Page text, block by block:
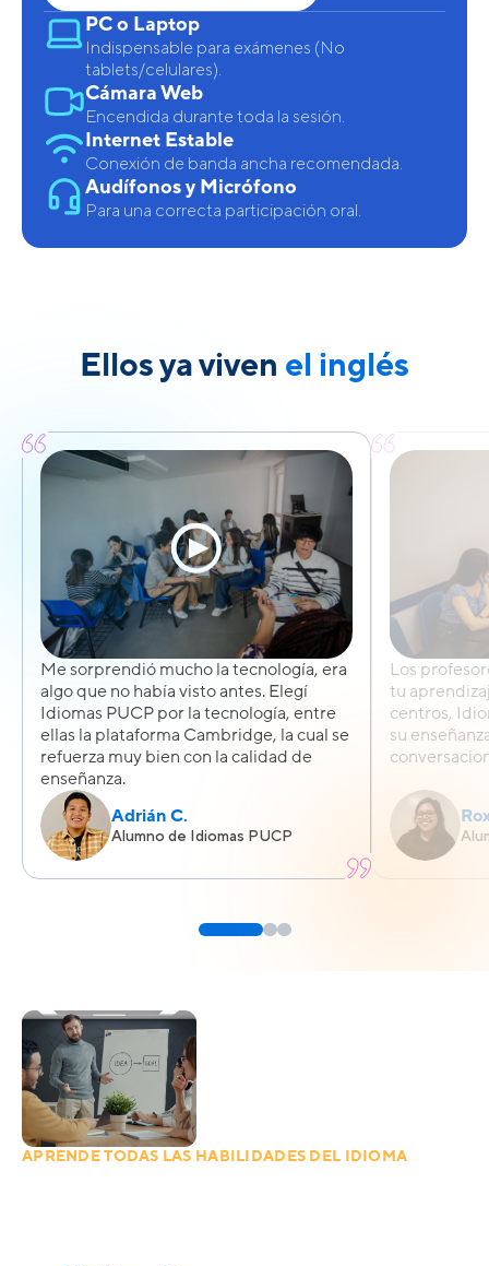
PC o Laptop
Indispensable para exámenes (No
tablets/celulares).
Cámara Web
Encendida durante toda la sesión.
Internet Estable
Conexión de banda ancha recomendada.
Audífonos y Micrófono
Para una correcta participación oral.
Ellos ya viven el inglés
Me sorprendió mucho la tecnología, era
algo que no había visto antes. Elegí
Idiomas PUCP por la tecnología, entre
ellas la plataforma Cambridge, la cual se
refuerza muy bien con la calidad de
enseñanza.
Adrián C.
Alumno de Idiomas PUCP
Los
tu
centros,
su
APRENDE TODAS LAS HABILIDADES DEL IDIOMA